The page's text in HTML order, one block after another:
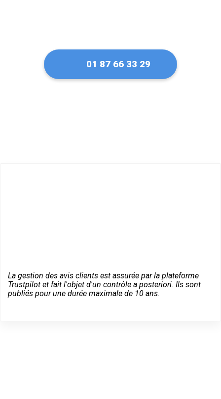
01 87 66 33 29
La gestion des avis clients est assurée par la plateforme
Trustpilot et fait l'objet d'un contrôle a posteriori. Ils sont
publiés pour une durée maximale de 10 ans.